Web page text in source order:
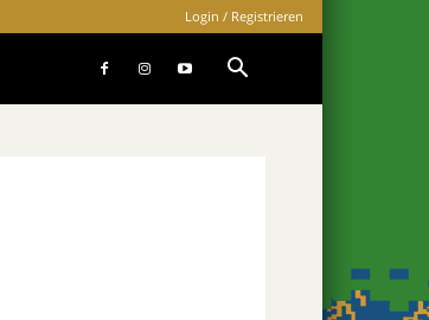
Login / Registrieren